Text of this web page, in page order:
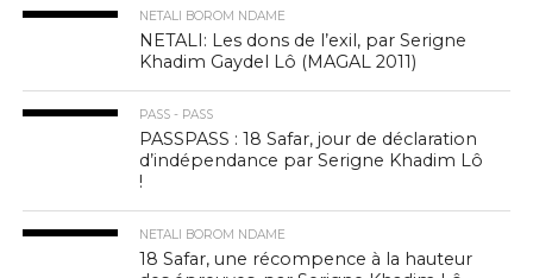
NETALI BOROM NDAME
NETALI: Les dons de l’exil, par Serigne
Khadim Gaydel Lô (MAGAL 2011)
PASS - PASS
PASSPASS : 18 Safar, jour de déclaration
d’indépendance par Serigne Khadim Lô
!
NETALI BOROM NDAME
18 Safar, une récompence à la hauteur